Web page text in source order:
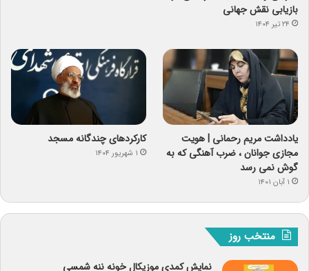
بازیابی نقش جهانی
۲۴ تیر ۱۴۰۴
یادداشت مریم رحمانی | هویت
مجازی جوانان ، ضرب آهنگی که به
گوش نمی رسد
۱ آبان ۱۴۰۱
کارکردهای چندگانه مسجد
۱ شهریور ۱۴۰۴
منتخب روز
نمایش کمدی موزیکال خونه ننه شمسی